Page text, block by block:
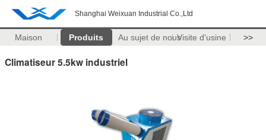
Shanghai Weixuan Industrial Co.,Ltd
Maison Produits Au sujet de nousVisite d'usine >>
Climatiseur 5.5kw industriel